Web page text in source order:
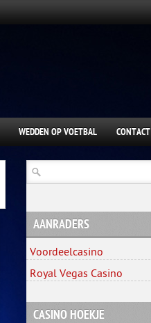
WEDDEN OP VOETBAL CONTACT
AANRADERS
Voordeelcasino
Royal Vegas Casino
CASINO HOEKJE